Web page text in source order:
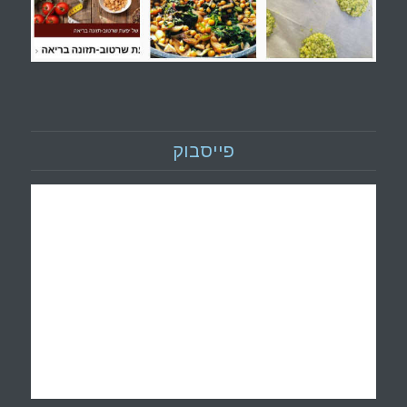
פייסבוק